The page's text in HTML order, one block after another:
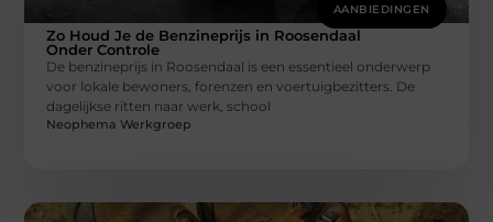
AANBIEDINGEN
Zo Houd Je de Benzineprijs in Roosendaal
Onder Controle
De benzineprijs in Roosendaal is een essentieel onderwerp
voor lokale bewoners, forenzen en voertuigbezitters. De
dagelijkse ritten naar werk, school
Neophema Werkgroep